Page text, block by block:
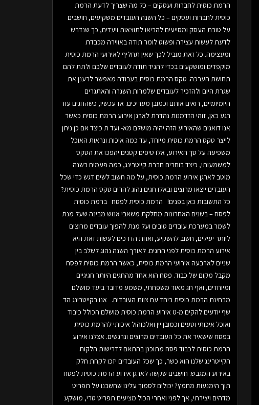
הרמת כוסית לחברות ועסקים – כל מה שצריך לדעת הרמת
כוסית לחברות ועסקים – כל השנה העובדים משקיעים, חושבים
על טובת העסק ומסייעים להביאו לתוצאות ויעדים, כך שנדרש
לדעת לעשות עצירה ופשוט לומר תודה באווירה מכבדת
ומעצימה. כל זאת מוביל לכך שאין תחליף לאירועי הרמת כוסית
מוקפדים ומושקעים בכדי להגיד תודה לעובדים שלכם ולתת להם
תחושת הערכה. טקס הרמת כוסית בעבודה מאפשר לרענן את
שגרת היום ולהזכיר לעובדים שלמרות השגרה והאתגרים
היומיומיים, רואים אותם וכמובן מעריכים. אז עכשיו, כשהחגים עוד
רגע כאן, זוהי הזדמנות נהדרת לארגן אירוע הרמת כוסית כאשר
אנו דואגים שהאירוע הזה יהיה מושלם מא- ועד ת כיצד אם כן ניתן
לייצר טקס הרמת כוסית מיוחד, עד כמה איכות ונראות האוכל
משפיעה על סך האירוע, אלו טיפים קטנים יהפכו את הטקס
למשמעותי, כיצד בוחרים חברת קייטרינג, כמה פעמים בשנה
מוטב לארגן אירוע הרמת כוסית, על מה חשוב לשים דגש כדי שכל
העובדים ייצאו מרוצים ובאלו חגים נהוג להרים טקס הרמת כוסית?
כל התשובות כאן בפנים! הרמת כוסית לפסח ברמת כוסית
לפסח – בשנים האחרונות מחלקת משאבי אנוש מבינה שעל מנת
לשמר במערכת עובדים טובים ועל מנת להפוך עובדים מרוצים
ליותר יעילים, חשוב להשקיע, ואחת הדרכים לעשות זאת היא
אירוע הרמת כוסית לפני החגים. לאורך השנה נהוג לשלב בין
שניים לארבעה אירועי הרמת כוסית, כאשר הרמת כוסית לפסח
מקבל מקום של כבוד. פסח הוא אחד מהחגים היותר חגיגיים
ומיוחדים, ואף חג מאוד משפחתי, משמע מדובר ביעד מושלם
מבחינת הרמת כוסית ביחד עם צוות העובדים. אנו בקייטרינג הד
שף יודעים להקים מ-0 אירוע הרמת כוסית מושלם הכולל כיבוד
ואוכל איכותי וטעים וכמובן יין ואלכוהול איכותי להרמת כוסית
בפסח שישאיר את כל העובדים מרוצים ונרגשים. אצלנו אירוע
הרמת כוסית לכבוד פסח מתוכנן בהתאם לדרישות הלקוח.
הקייטרינג שלנו הוא כשר, כך שכל העובדים יזכו לקחת חלק
באירוע המגבש. חושבים שקשה לארגן אירוע הרמת כוסית לפסח
תוך הימנעות מחמץ? יכולים לסמוך עלינו שחשבנו על תפריט
מדהים ויצירתי, אך לפני ואחרי הכול מציעים תפריט טרי, מושקע